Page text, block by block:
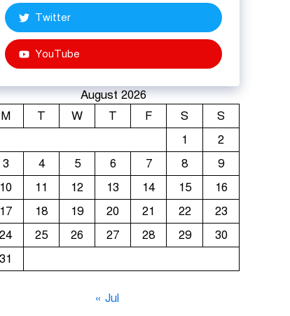
Twitter
YouTube
August 2026
M
T W T F S
S
1
2
3
4 5 6 7 8
9
10
11 12 13 14 15
16
17
18 19 20 21 22
23
24
25 26 27 28 29
30
31
« Jul